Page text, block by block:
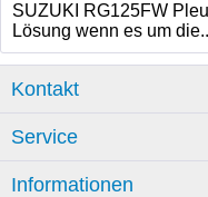
SUZUKI RG125FW
Lösung wenn es um
Kontakt
Service
Informationen